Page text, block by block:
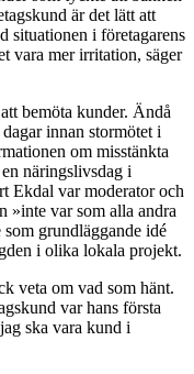
är det lätt att
situationen i företagarens
vara mer irritation, säger
bemöta kunder. Ändå
innan stormötet i
om misstänkta
näringslivsdag i
Ekdal var modera­tor och
»inte var som alla andra
grund­läggande idé
i olika lokala projekt.
veta om vad som hänt.
var hans första
ska vara kund i